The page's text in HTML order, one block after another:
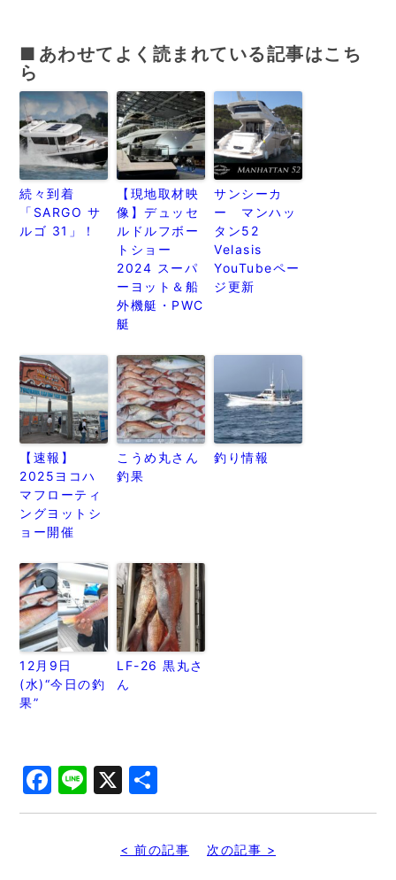
あわせてよく読まれている記事はこち
ら
続々到着
「SARGO サ
ルゴ 31」！
【現地取材映
像】デュッセ
ルドルフボー
トショー
2024 スーパ
ーヨット＆船
外機艇・PWC
艇
サンシーカ
ー マンハッ
タン52
Velasis
YouTubeペー
ジ更新
【速報】
2025ヨコハ
マフローティ
ングヨットシ
ョー開催
こうめ丸さん
釣果
釣り情報
12月9日
(水)“今日の釣
果”
LF-26 黒丸さ
ん
Facebook
Line
X
有
< 前の記事 次の記事 >